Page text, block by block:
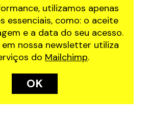
utilizamos apenas
essenciais, como: o aceite
e a data do seu acesso.
nossa newsletter utiliza
do Mailchimp.
OK